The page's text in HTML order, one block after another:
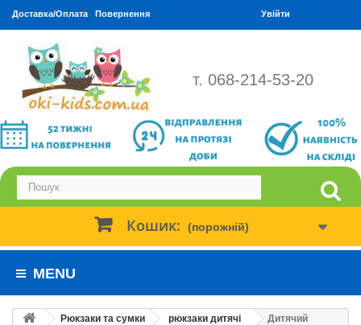
Доставка/Оплата Повернення Увійти
т. 068-214-53-20
Кошик: (порожній)
MENU
Рюкзаки та сумки рюкзаки дитячі
Дитячий